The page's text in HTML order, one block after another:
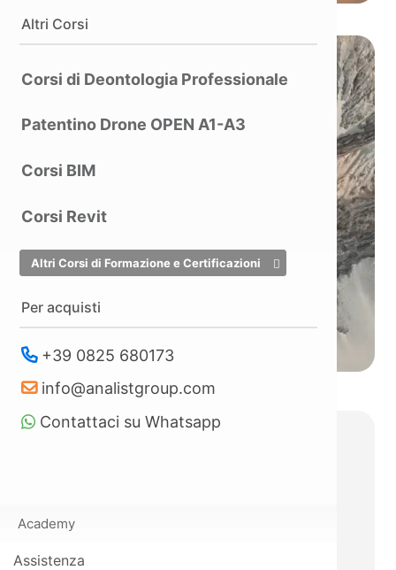
Altri Corsi
Corsi di Deontologia Professionale
Patentino Drone OPEN A1-A3
Corsi BIM
Corsi Revit
Altri Corsi di Formazione e Certificazioni
Per acquisti
+39 0825 680173
info@analistgroup.com
Contattaci su Whatsapp
Academy
Assistenza
Mappatura di
precisione ad alta
Posizionamento RTK